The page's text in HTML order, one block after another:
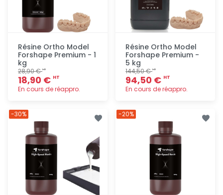
Résine Ortho Model
Forshape Premium - 1
kg
28,90 €HT
18,90 € HT
En cours de réappro.
Résine Ortho Model
Forshape Premium -
5 kg
144,50 €HT
94,50 € HT
En cours de réappro.
rapide
-30% -20%